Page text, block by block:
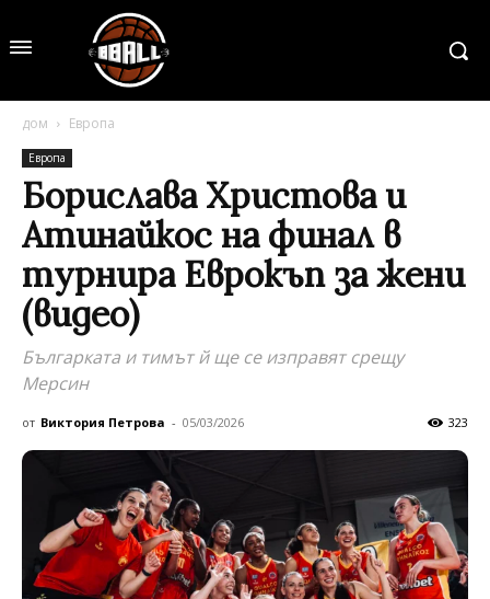
дом Европа
Европа
Борислава Христова и
Атинайкос на финал в
турнира Еврокъп за жени
(видео)
Българката и тимът й ще се изправят срещу
Мерсин
от Виктория Петрова - 05/03/2026 323